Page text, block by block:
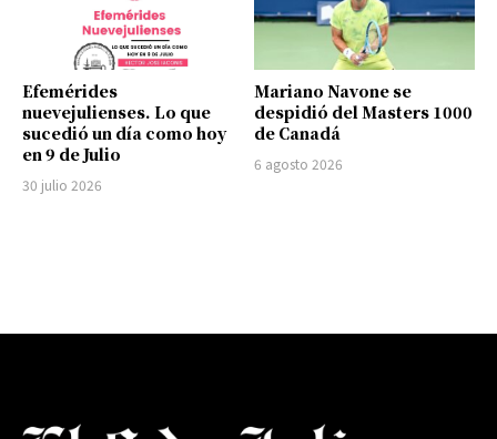
Efemérides
nuevejulienses. Lo que
sucedió un día como hoy
en 9 de Julio
30 julio 2026
Mariano Navone se
despidió del Masters 1000
de Canadá
6 agosto 2026